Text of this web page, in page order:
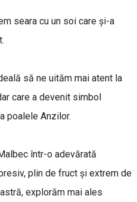
seara cu un soi care și-a
să ne uităm mai atent la
care a devenit simbol
poalele Anzilor.
într-o adevărată
plin de fruct și extrem de
explorăm mai ales